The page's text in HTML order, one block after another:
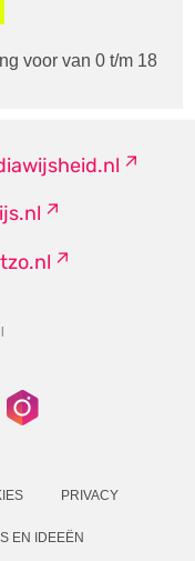
voor van 0 t/m 18
PRIVACY
EN IDEEËN